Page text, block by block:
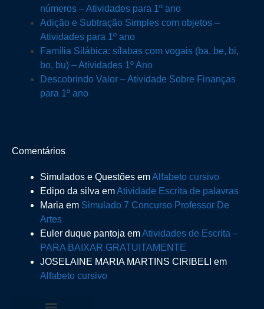
números – Atividades para 1º ano
Adição e Subtração Simples com objetos –
Atividades para 1º ano
Família Silábica: sílabas com vogais (ba, be, bi,
bo, bu) – Atividades 1º Ano
Descobrindo Valor – Atividade Sobre Finanças
para 1º ano
Comentários
Simulados e Questões emAlfabeto cursivo
Edipo da silva emAtividade Escrita de palavras
Maria em Simulado 7 Concurso Professor De
Artes
Euler duque pantoja emAtividades de Escrita –
PARA BAIXAR GRATUITAMENTE
JOSELAINE MARIA MARTINS CIRIBELI em
Alfabeto cursivo